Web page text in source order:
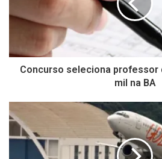
Concurso seleciona professor
mil na BA